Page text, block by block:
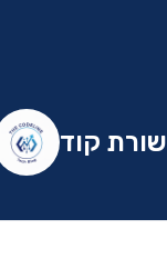
שורת קוד